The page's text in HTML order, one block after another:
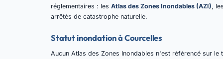
réglementaires : les Atlas des Zones Inondables (AZI),
arrêtés de catastrophe naturelle.
Statut inondation à Courcelles
Aucun Atlas des Zones Inondables n'est référencé sur